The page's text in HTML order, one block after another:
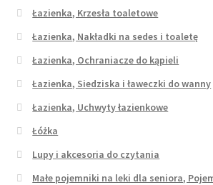
Łazienka, Krzesła toaletowe
Łazienka, Nakładki na sedes i toaletę
Łazienka, Ochraniacze do kąpieli
Łazienka, Siedziska i ławeczki do wanny
Łazienka, Uchwyty łazienkowe
Łóżka
Lupy i akcesoria do czytania
Małe pojemniki na leki dla seniora,